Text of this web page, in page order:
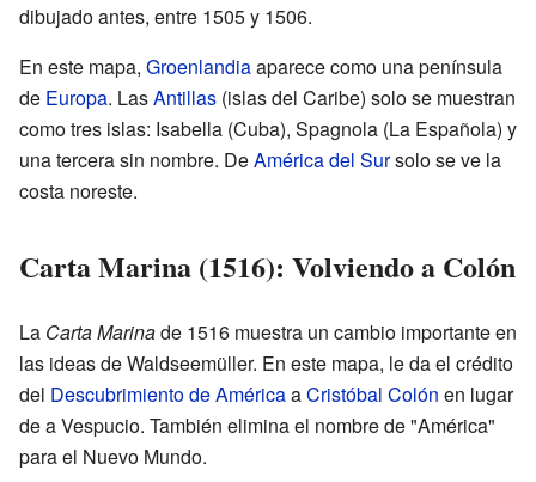
dibujado antes, entre 1505 y 1506.
En este mapa, Groenlandiaaparece como una península
de Europa. LasAntillas (islas del Caribe) solo se muestran
como tres islas: Isabella (Cuba), Spagnola (La Española) y
una tercera sin nombre. DeAmérica del Sursolo se ve la
costa noreste.
Carta Marina (1516): Volviendo a Colón
La Carta Marinade 1516 muestra un cambio importante en
las ideas de Waldseemüller. En este mapa, le da el crédito
del Descubrimiento de AméricaaCristóbal Colón en lugar
de a Vespucio. También elimina el nombre de "América"
para el Nuevo Mundo.